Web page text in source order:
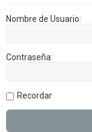
Nombre de Usuario:
Contraseña:
Recordar